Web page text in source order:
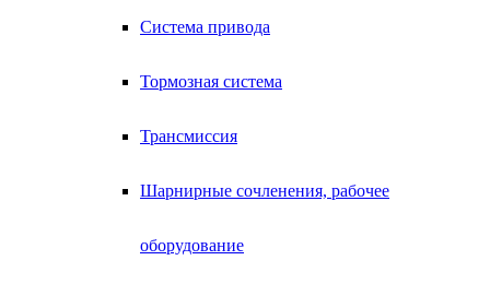
Система привода
Тормозная система
Трансмиссия
Шарнирные сочленения, рабочее
оборудование